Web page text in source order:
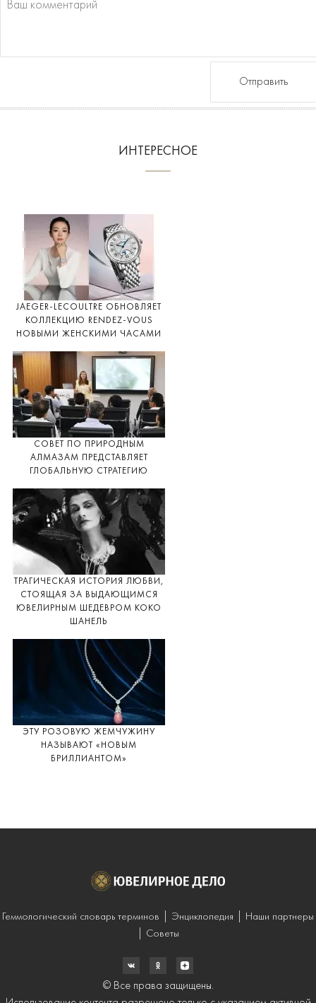
Отправить
ИНТЕРЕСНОЕ
JAEGER-LECOULTRE ОБНОВЛЯЕТ
КОЛЛЕКЦИЮ RENDEZ-VOUS
НОВЫМИ ЖЕНСКИМИ ЧАСАМИ
СОВЕТ ПО ПРИРОДНЫМ
АЛМАЗАМ ПРЕДСТАВЛЯЕТ
ГЛОБАЛЬНУЮ СТРАТЕГИЮ
ТРАГИЧЕСКАЯ ИСТОРИЯ ЛЮБВИ,
СТОЯЩАЯ ЗА ВЫДАЮЩИМСЯ
ЮВЕЛИРНЫМ ШЕДЕВРОМ КОКО
ШАНЕЛЬ
ЭТУ РОЗОВУЮ ЖЕМЧУЖИНУ
НАЗЫВАЮТ «НОВЫМ
БРИЛЛИАНТОМ»
Геммологический словарь терминов Энциклопедия
Наши партнеры
Советы
© Все права защищены.